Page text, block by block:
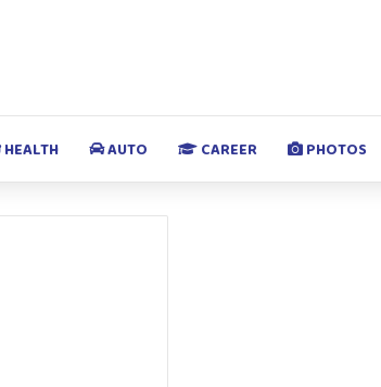
HEALTH AUTO CAREER PHOTOS